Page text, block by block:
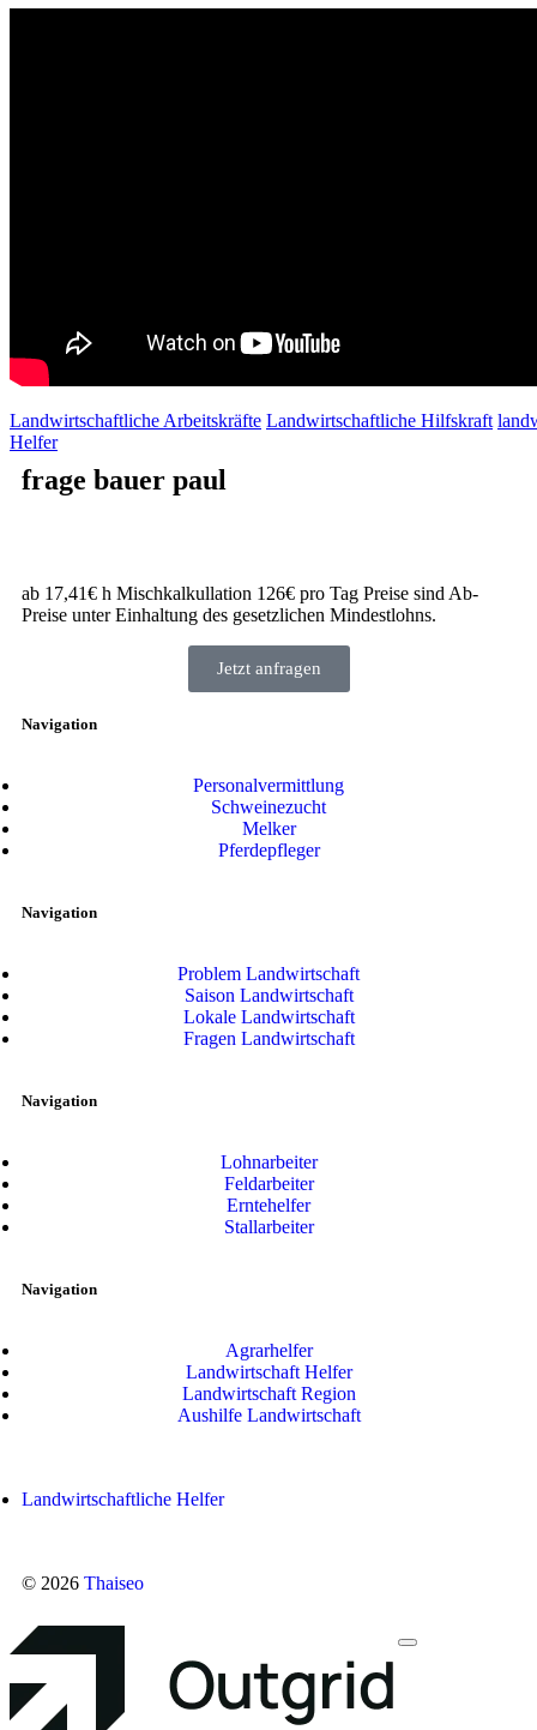
Landwirtschaftliche Arbeitskräfte Landwirtschaftliche Hilfskraft
Helfer
frage bauer paul
ab 17,41€ h Mischkalkullation 126€ pro Tag Preise sind Ab-
Preise unter Einhaltung des gesetzlichen Mindestlohns.
Jetzt anfragen
Navigation
Personalvermittlung
Schweinezucht
Melker
Pferdepfleger
Navigation
Problem Landwirtschaft
Saison Landwirtschaft
Lokale Landwirtschaft
Fragen Landwirtschaft
Navigation
Lohnarbeiter
Feldarbeiter
Erntehelfer
Stallarbeiter
Navigation
Agrarhelfer
Landwirtschaft Helfer
Landwirtschaft Region
Aushilfe Landwirtschaft
© 2026 Thaiseo
Landwirtschaftliche Helfer